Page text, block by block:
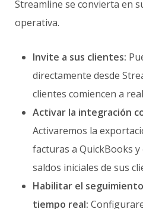
Streamline se convierta en
operativa.
Invite a sus clientes:
directamente desde
clientes comiencen a
Activar la integración
Activaremos la
facturas a QuickBooks
saldos iniciales de sus
Habilitar el
tiempo real: